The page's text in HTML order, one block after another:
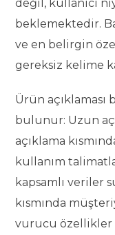
değil, kullanıcı
beklemektedir.
ve en belirgin
gereksiz kelime
Ürün açıklaması
bulunur: Uzun
açıklama
kullanım
kapsamlı veriler
kısmında
vurucu özellikler